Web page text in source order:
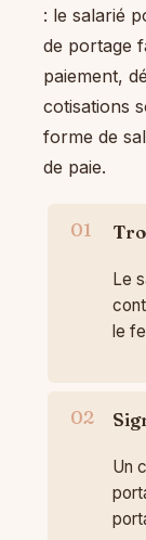
: le salarié
de portage
paiement,
cotisations
forme de
de paie.
Le
le
Un